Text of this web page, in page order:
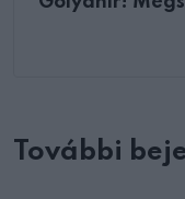
További